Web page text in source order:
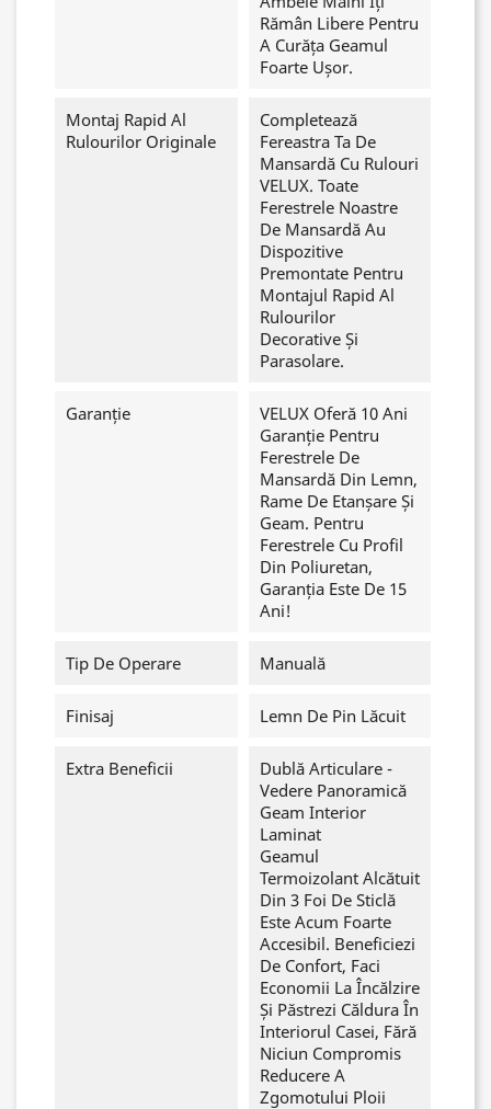
Rămân Libere Pentru
A Curăța Geamul
Foarte Ușor.
Montaj Rapid Al
Rulourilor Originale
Completează
Fereastra Ta De
Mansardă Cu Rulouri
VELUX. Toate
Ferestrele Noastre
De Mansardă Au
Dispozitive
Premontate Pentru
Montajul Rapid Al
Rulourilor
Decorative Și
Parasolare.
Garanție
VELUX Oferă 10 Ani
Garanție Pentru
Ferestrele De
Mansardă Din Lemn,
Rame De Etanșare Și
Geam. Pentru
Ferestrele Cu Profil
Din Poliuretan,
Garanția Este De 15
Ani!
Tip De Operare Manuală
Finisaj Lemn De Pin Lăcuit
Extra Beneficii
Dublă Articulare -
Vedere Panoramică
Geam Interior
Laminat
Geamul
Termoizolant Alcătuit
Din 3 Foi De Sticlă
Este Acum Foarte
Accesibil. Beneficiezi
De Confort, Faci
Economii La Încălzire
Și Păstrezi Căldura În
Interiorul Casei, Fără
Niciun Compromis
Reducere A
Zgomotului Ploii